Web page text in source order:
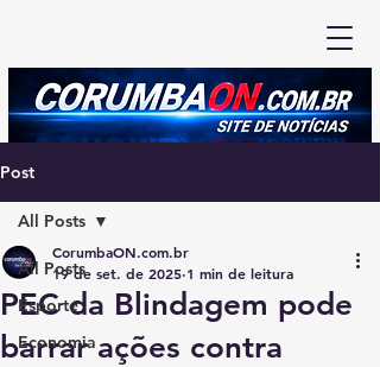
Post
All Posts
Esporte
Economia
All Posts
PEC da Blindagem pode
barrar ações contra
CorumbaON.com.br
19 de set. de 2025 1 min de leitura